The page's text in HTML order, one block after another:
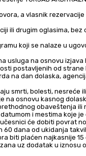
a vlasnik
ili drugim oglasima, bez
koji se nalaze u
usluga na osnovu
postavljenih od strane
na dan dolaska,
smrti, bolesti, nesreće
na osnovu kasnog
obaveštenja ili
i mestima koje
će dobiti povrat
60 dana od ukidanja
biti plaćen najkasnije
uz dodatak u iznosu